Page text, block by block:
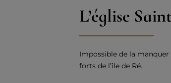
L’église
Impossible de la
forts de l’île de Ré.